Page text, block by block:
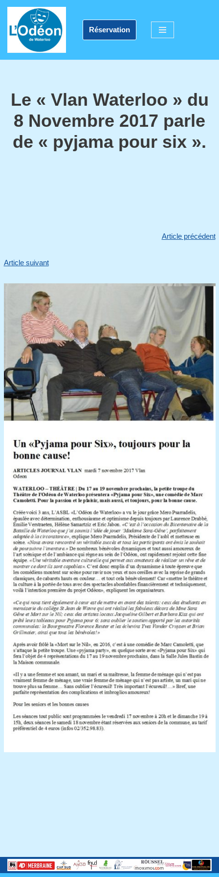
Aller
au
contenu
Réservation
Le « Vlan Waterloo » du
8 Novembre 2017 parle
de « pyjama pour six ».
Article précédent
Article suivant